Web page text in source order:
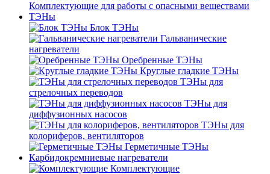
Комплектующие для работы с опасными веществами
ТЭНы
Блок ТЭНы
Гальванические
нагреватели
Оребренные ТЭНы
Круглые гладкие ТЭНы
ТЭНы для
стрелочных переводов
ТЭНы для
диффузионных насосов
ТЭНы для
колориферов, вентиляторов
Герметичные ТЭНы
Карбидокремниевые нагреватели
Комплектующие